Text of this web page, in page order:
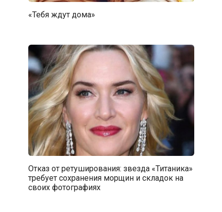
«Тебя ждут дома»
Отказ от ретуширования: звезда «Титаника»
требует сохранения морщин и складок на
своих фотографиях